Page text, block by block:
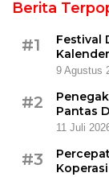
Berita
#1
Festival
9 Agustus
#2
Pantas
11 Juli
#3